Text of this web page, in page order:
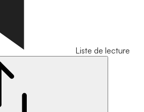
Liste de lecture